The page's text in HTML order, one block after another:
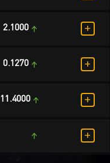
2.1000 +
0.1270 +
11.4000 +
+